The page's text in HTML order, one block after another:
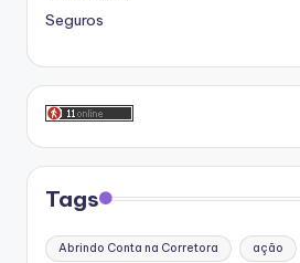
Seguros
Tags
Abrindo Conta na Corretora ação